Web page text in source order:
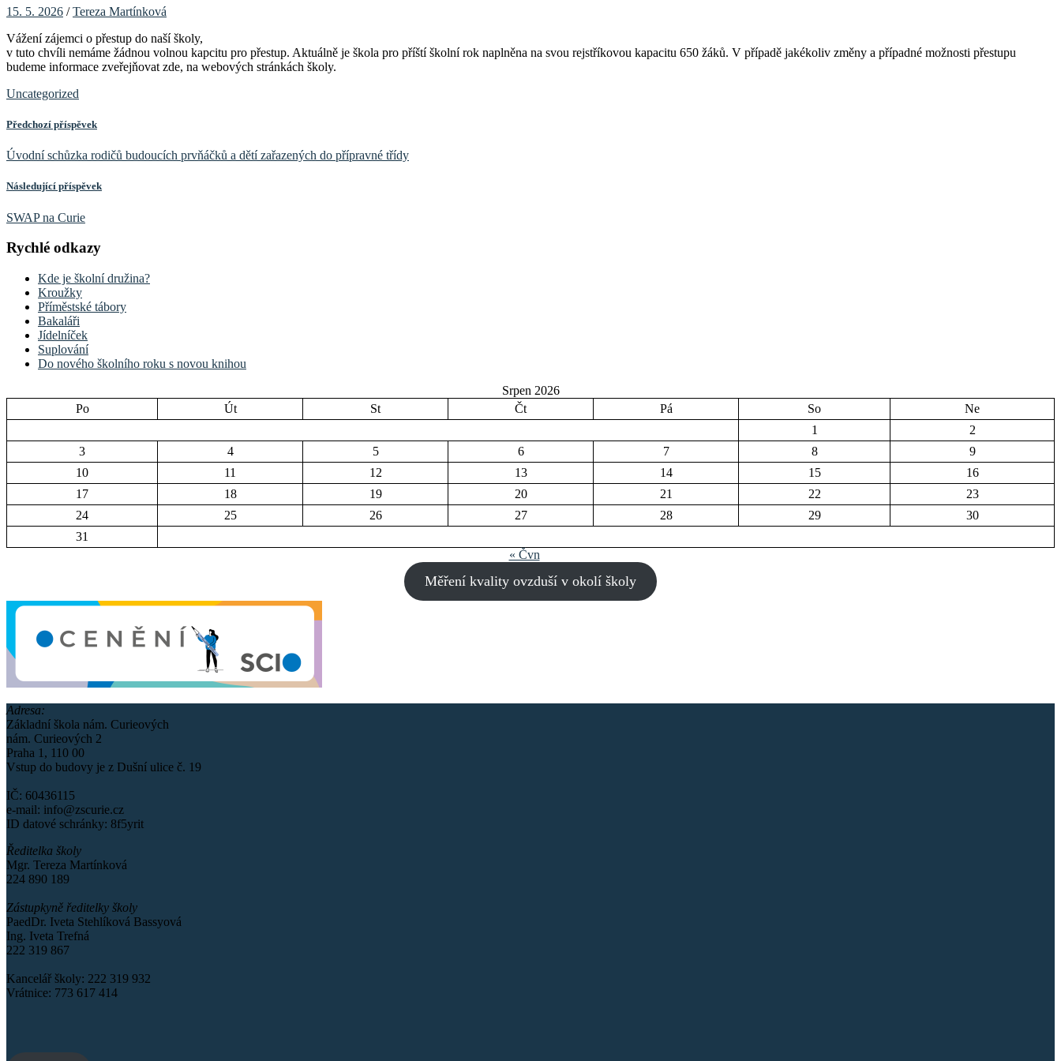
15. 5. 2026 /Tereza Martínková
Vážení zájemci o přestup do naší školy,
v tuto chvíli nemáme žádnou volnou kapcitu pro přestup. Aktuálně je škola pro příští školní rok naplněna na svou rejstříkovou kapacitu 650 žáků. V případě jakékoliv změny a případné možnosti přestupu
budeme informace zveřejňovat zde, na webových stránkách školy.
Uncategorized
Předchozí příspěvek
Úvodní schůzka rodičů budoucích prvňáčků a dětí zařazených do přípravné třídy
Následující příspěvek
SWAP na Curie
Rychlé odkazy
Kde je školní družina?
Kroužky
Příměstské tábory
Bakaláři
Jídelníček
Suplování
Do nového školního roku s novou knihou
Srpen 2026
Po
Út St Čt Pá So
Ne
1
2
3
4 5 6 7 8
9
10
11 12 13 14 15
16
17
18 19 20 21 22
23
24
25 26 27 28 29
30
31
« Čvn
Měření kvality ovzduší v okolí školy
Adresa:
Základní škola nám. Curieových
nám. Curieových 2
Praha 1, 110 00
Vstup do budovy je z Dušní ulice č. 19
IČ: 60436115
e-mail: info@zscurie.cz
ID datové schránky: 8f5yrit
Ředitelka školy
Mgr. Tereza Martínková
224 890 189
Zástupkyně ředitelky školy
PaedDr. Iveta Stehlíková Bassyová
Ing. Iveta Trefná
222 319 867
Kancelář školy: 222 319 932
Vrátnice: 773 617 414